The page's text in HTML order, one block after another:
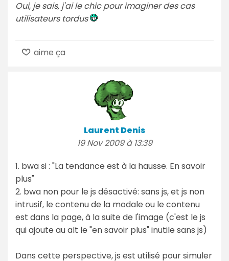
Oui, je sais, j'ai le chic pour imaginer des cas
utilisateurs tordus
aime ça
Laurent Denis
19 Nov 2009 à 13:39
1. bwa si : "La tendance est à la hausse. En savoir
plus"
2. bwa non pour le js désactivé: sans js, et js non
intrusif, le contenu de la modale ou le contenu
est dans la page, à la suite de l'image (c'est le js
qui ajoute au alt le "en savoir plus" inutile sans js)
Dans cette perspective, js est utilisé pour simuler